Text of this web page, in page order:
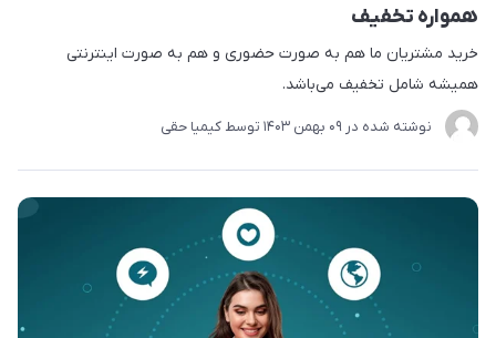
همواره تخفیف
خرید مشتریان ما هم به صورت حضوری و هم به صورت اینترنتی
همیشه شامل تخفیف می‌باشد.
نوشته شده در 09 بهمن 1403 توسط کیمیا حقی